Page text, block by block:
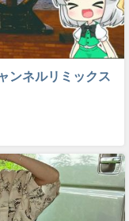
ンネルリミックス